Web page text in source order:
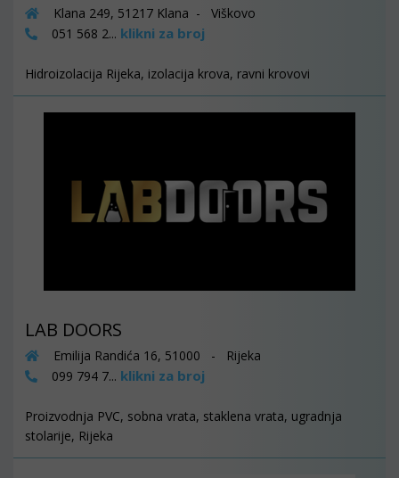
Klana 249, 51217 Klana - Viškovo
051 568 2... klikni za broj
Hidroizolacija Rijeka, izolacija krova, ravni krovovi
LAB DOORS
Emilija Randića 16, 51000 - Rijeka
099 794 7... klikni za broj
Proizvodnja PVC, sobna vrata, staklena vrata, ugradnja
stolarije, Rijeka